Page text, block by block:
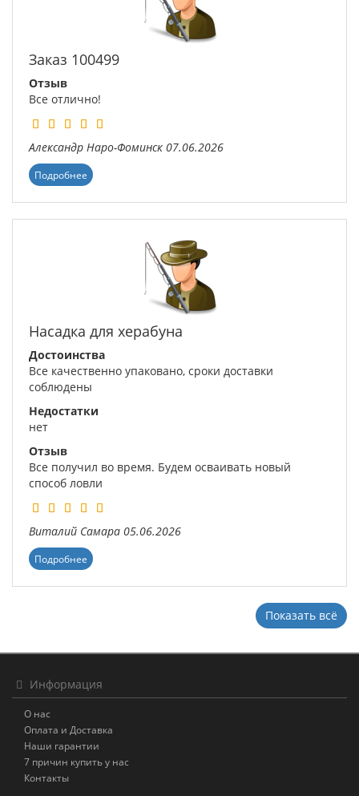
Заказ 100499
Отзыв
Все отлично!
Александр Наро-Фоминск 07.06.2026
Подробнее
Насадка для херабуна
Достоинства
Все качественно упаковано, сроки доставки
соблюдены
Недостатки
нет
Отзыв
Все получил во время. Будем осваивать новый
способ ловли
Виталий Самара 05.06.2026
Подробнее
Показать всё
Информация
О нас
Оплата и Доставка
Наши гарантии
7 причин купить у нас
Контакты